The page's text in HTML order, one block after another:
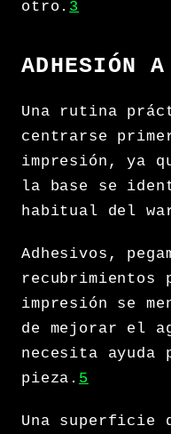
otro. 3
ADHESIÓN
Una rutina
centrarse
impresión, ya
la base se
habitual del
Adhesivos,
recubrimientos
impresión se
de mejorar el
necesita
pieza. 5
Una superficie